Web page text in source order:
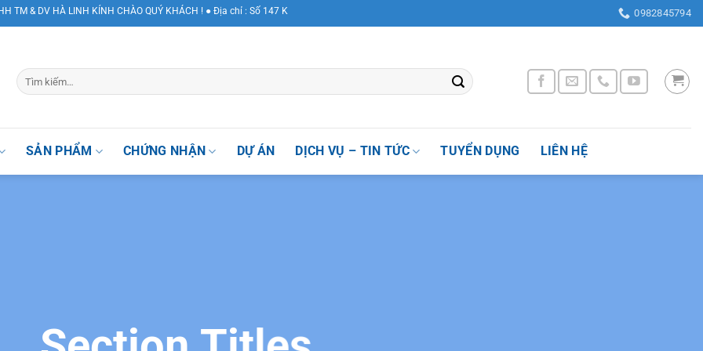
& DV HÀ LINH KÍNH CHÀO QUÝ KHÁCH ! ● Địa chỉ : Số 147 Khuất Duy Tiến, Phường Nhân Chính , Quận Thanh Xuân, Thành phố Hà Nội, Việt Nam 0982845794
SẢN PHẨM CHỨNG NHẬN DỰ ÁN DỊCH VỤ – TIN TỨC TUYỂN DỤNG LIÊN HỆ